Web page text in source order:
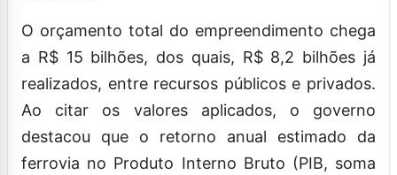
O orçamento total do empreendimento chega
a R$ 15 bilhões, dos quais, R$ 8,2 bilhões já
realizados, entre recursos públicos e privados.
Ao citar os valores aplicados, o governo
destacou que o retorno anual estimado da
ferrovia no Produto Interno Bruto (PIB, soma